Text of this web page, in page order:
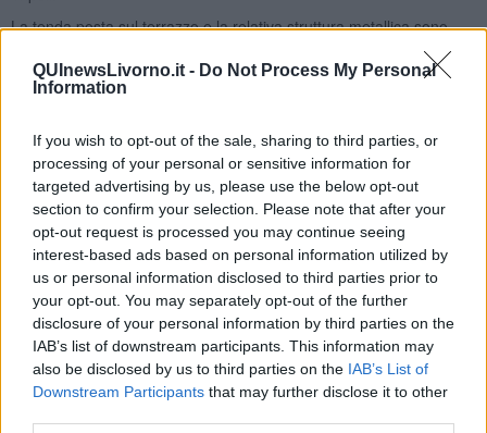
QUInewsLivorno.it - Do Not Process My Personal
Information
If you wish to opt-out of the sale, sharing to third parties, or
processing of your personal or sensitive information for
targeted advertising by us, please use the below opt-out
section to confirm your selection. Please note that after your
opt-out request is processed you may continue seeing
interest-based ads based on personal information utilized by
us or personal information disclosed to third parties prior to
your opt-out. You may separately opt-out of the further
disclosure of your personal information by third parties on the
IAB’s list of downstream participants. This information may
also be disclosed by us to third parties on the IAB’s List of
Downstream Participants that may further disclose it to other
La tenda posta sul terrazzo e la relativa struttura metallica sono
L'intervento è stato portato a termine con l'utilizzo dell'autoscala.
Sul posto erano presenti anche il personale sanitario del 118 e la
polizia locale. In casa c'erano persone ma per fortuna nessuna è
rimasta coinvolta nell'incendio.